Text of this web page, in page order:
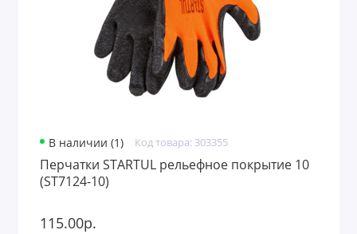
В наличии (1) Код товара: 303355
Перчатки STARTUL рельефное покрытие 10
(ST7124-10)
115.00р.